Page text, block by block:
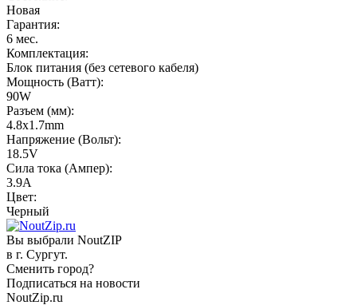
Новая
Гарантия:
6 мес.
Комплектация:
Блок питания (без сетевого кабеля)
Мощность (Ватт):
90W
Разъем (мм):
4.8x1.7mm
Напряжение (Вольт):
18.5V
Сила тока (Ампер):
3.9A
Цвет:
Черный
Вы выбрали NoutZIP
в г. Сургут.
Сменить город?
Подписаться на новости
NoutZip.ru